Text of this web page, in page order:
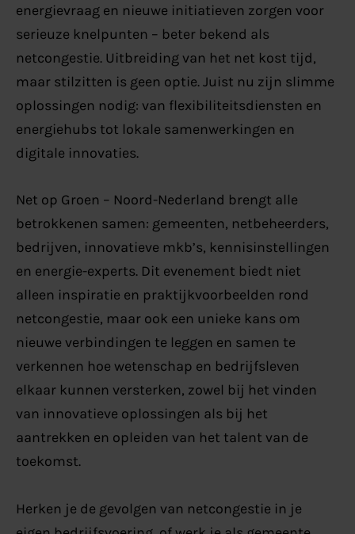
energievraag en nieuwe initiatieven zorgen voor
serieuze knelpunten – beter bekend als
netcongestie. Uitbreiding van het net kost tijd,
maar stilzitten is geen optie. Juist nu zijn slimme
oplossingen nodig: van flexibiliteitsdiensten en
energiehubs tot lokale samenwerkingen en
digitale innovaties.
Net op Groen – Noord-Nederland brengt alle
betrokkenen samen: gemeenten, netbeheerders,
bedrijven, innovatieve mkb’s, kennisinstellingen
en energie-experts. Dit evenement biedt niet
alleen inspiratie en praktijkvoorbeelden rond
netcongestie, maar ook een unieke kans om
nieuwe verbindingen te leggen en samen te
verkennen hoe wetenschap en bedrijfsleven
elkaar kunnen versterken, zowel bij het vinden
van innovatieve oplossingen als bij het
aantrekken en opleiden van het talent van de
toekomst.
Herken je de gevolgen van netcongestie in je